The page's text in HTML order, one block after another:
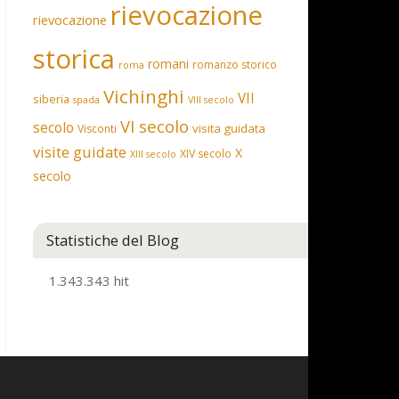
rievocazione rievocazione
storica roma romani romanzo storico
siberia spada Vichinghi VIII secolo VII
secolo Visconti VI secolo visita guidata
visite guidate XIII secolo XIV secolo X
secolo
Statistiche del Blog
1.343.343 hit